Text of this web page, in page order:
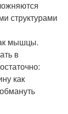
структурами
мышцы.
в
как